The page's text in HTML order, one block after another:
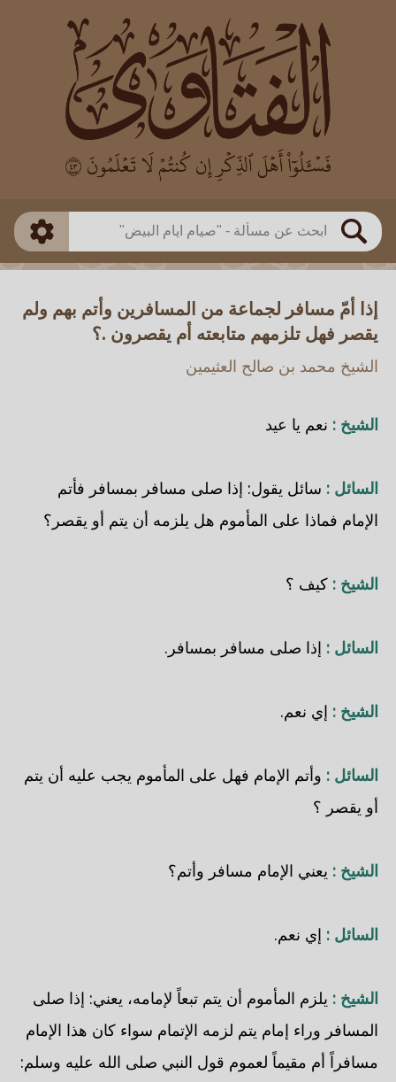
بحث
العالم
بن باز
بن العثيمين
اللجنة الدائمة
طريقة البحث
ذكي
إذا أمّ مسافر لجماعة من المسافرين وأتم بهم ولم
يقصر فهل تلزمهم متابعته أم يقصرون .؟
الشيخ محمد بن صالح العثيمين
الشيخ : نعم يا عيد
السائل : سائل يقول: إذا صلى مسافر بمسافر فأتم
الإمام فماذا على المأموم هل يلزمه أن يتم أو يقصر؟
الشيخ : كيف ؟
السائل : إذا صلى مسافر بمسافر.
الشيخ : إي نعم.
السائل : وأتم الإمام فهل على المأموم يجب عليه أن يتم
أو يقصر ؟
الشيخ : يعني الإمام مسافر وأتم؟
السائل : إي نعم.
الشيخ : يلزم المأموم أن يتم تبعاً لإمامه، يعني: إذا صلى
المسافر وراء إمام يتم لزمه الإتمام سواء كان هذا الإمام
مسافراً أم مقيماً لعموم قول النبي صلى الله عليه وسلم: